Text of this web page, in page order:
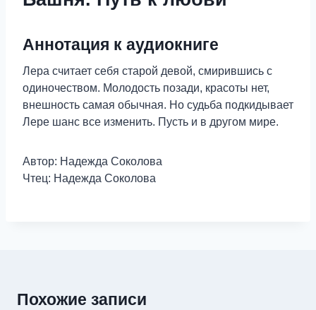
Аннотация к аудиокниге
Лера считает себя старой девой, смирившись с
одиночеством. Молодость позади, красоты нет,
внешность самая обычная. Но судьба подкидывает
Лере шанс все изменить. Пусть и в другом мире.
Автор: Надежда Соколова
Чтец: Надежда Соколова
Похожие записи